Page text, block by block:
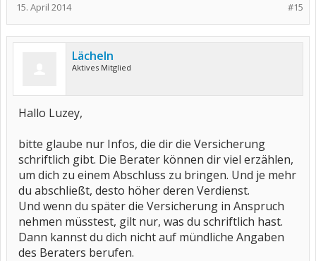
#15
15. April 2014
Lächeln
Aktives Mitglied
Hallo Luzey,
bitte glaube nur Infos, die dir die Versicherung
schriftlich gibt. Die Berater können dir viel erzählen,
um dich zu einem Abschluss zu bringen. Und je mehr
du abschließt, desto höher deren Verdienst.
Und wenn du später die Versicherung in Anspruch
nehmen müsstest, gilt nur, was du schriftlich hast.
Dann kannst du dich nicht auf mündliche Angaben
des Beraters berufen.